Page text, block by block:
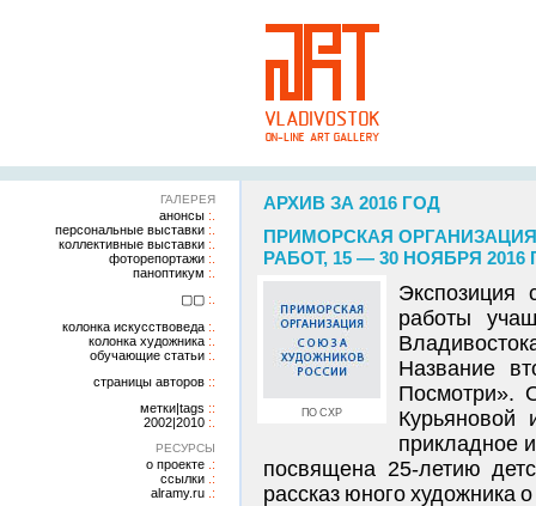
ГАЛЕРЕЯ
анонсы
персональные выставки
коллективные выставки
фоторепортажи
паноптикум
▢▢
колонка искусствоведа
колонка художника
обучающие статьи
страницы авторов
метки|tags
2002|2010
РЕСУРСЫ
о проекте
ссылки
alramy.ru
АРХИВ ЗА 2016 ГОД
ПРИМОРСКАЯ
РАБОТ, 15 — 30 НОЯБРЯ 2016
ПО СХР
Экспозиция
работы
Название
Посмотри».
Курьяновой
прикладное
посвящена 25-летию
рассказ юного художника